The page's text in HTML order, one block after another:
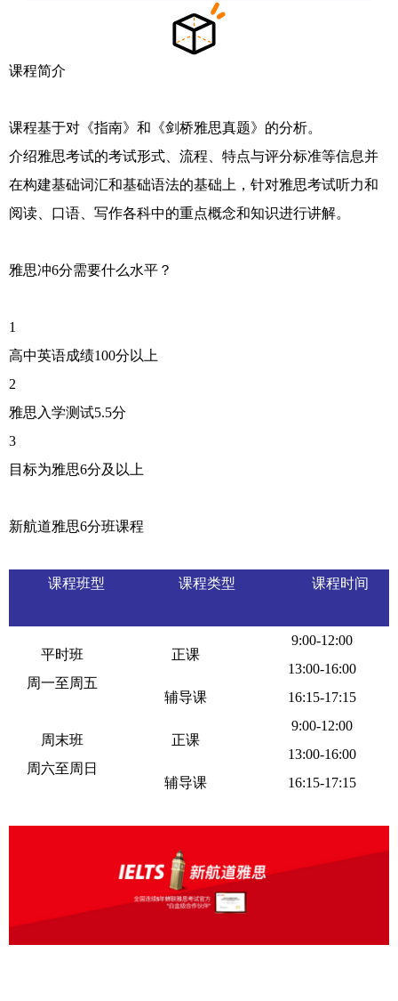
课程简介
课程基于对《指南》和《剑桥雅思真题》的分析。
介绍雅思考试的考试形式、流程、特点与评分标准等信息并
在构建基础词汇和基础语法的基础上，针对雅思考试听力和
阅读、口语、写作各科中的重点概念和知识进行讲解。
雅思冲6分需要什么水平？
1
高中英语成绩100分以上
2
雅思入学测试5.5分
3
目标为雅思6分及以上
新航道雅思6分班课程
课程班型 课程类型 课程时间
平时班
周一至周五
正课
9:00-12:00
13:00-16:00
辅导课
16:15-17:15
周末班
周六至周日
正课
9:00-12:00
13:00-16:00
辅导课
16:15-17:15